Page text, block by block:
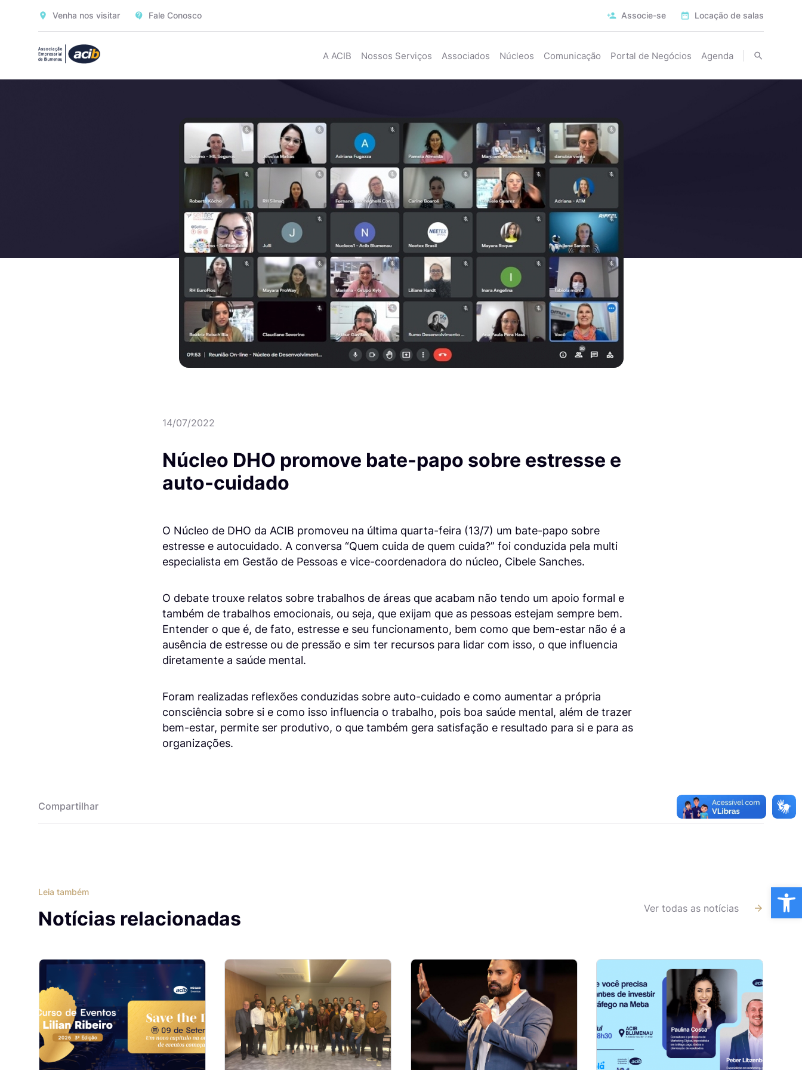
Venha nos visitar Fale Conosco Associe-se Locação de salas
A ACIB Nossos Serviços Associados Núcleos Comunicação Portal de Negócios Agenda
14/07/2022
Núcleo DHO promove bate-papo sobre estresse e
auto-cuidado
O Núcleo de DHO da ACIB promoveu na última quarta-feira (13/7) um bate-papo sobre
estresse e autocuidado. A conversa “Quem cuida de quem cuida?” foi conduzida pela multi
especialista em Gestão de Pessoas e vice-coordenadora do núcleo, Cibele Sanches.
O debate trouxe relatos sobre trabalhos de áreas que acabam não tendo um apoio formal e
também de trabalhos emocionais, ou seja, que exijam que as pessoas estejam sempre bem.
Entender o que é, de fato, estresse e seu funcionamento, bem como que bem-estar não é a
ausência de estresse ou de pressão e sim ter recursos para lidar com isso, o que influencia
diretamente a saúde mental.
Foram realizadas reflexões conduzidas sobre auto-cuidado e como aumentar a própria
consciência sobre si e como isso influencia o trabalho, pois boa saúde mental, além de trazer
bem-estar, permite ser produtivo, o que também gera satisfação e resultado para si e para as
organizações.
Compartilhar
Leia também
Notícias relacionadas Ver todas as notícias